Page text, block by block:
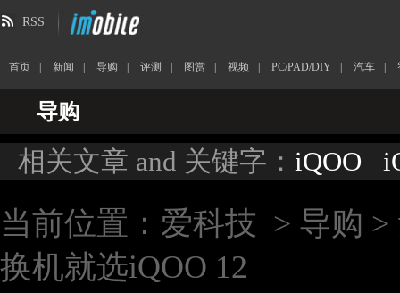
RSS
首页 新闻 导购 评测 图赏 视频 PC/PAD/DIY 汽车
导购
相关文章 and 关键字： iQOO
当前位置： 爱科技 > 导购 >
换机就选iQOO 12